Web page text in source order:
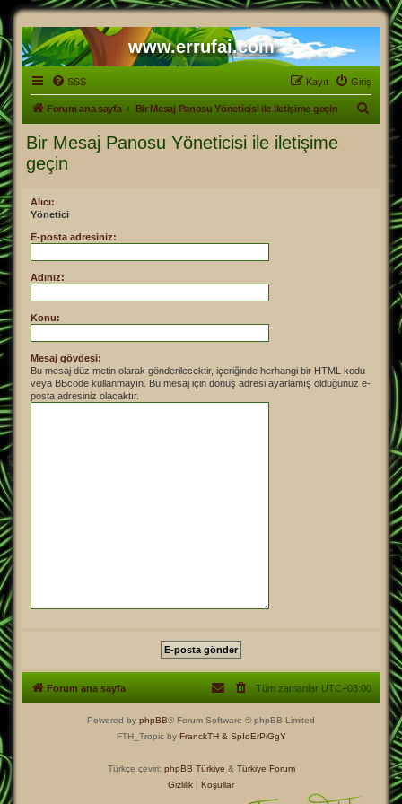
www.errufai.com
SSS Giriş
Kayıt
Forum ana sayfa Bir Mesaj Panosu Yöneticisi ile iletişime geçin
Bir Mesaj Panosu Yöneticisi ile iletişime
geçin
Alıcı:
Yönetici
E-posta adresiniz:
Adınız:
Konu:
Mesaj gövdesi:
Bu mesaj düz metin olarak gönderilecektir, içeriğinde herhangi bir HTML kodu
veya BBcode kullanmayın. Bu mesaj için dönüş adresi ayarlamış olduğunuz e-
posta adresiniz olacaktır.
Forum ana sayfa Tüm zamanlar UTC+03:00
Powered by phpBB® Forum Software © phpBB Limited
FTH_Tropic by FranckTH & SpIdErPiGgY
Türkçe çeviri: phpBB Türkiye & Türkiye Forum
Gizlilik | Koşullar